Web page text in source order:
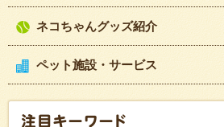
ネコちゃんグッズ紹介
ペット施設・サービス